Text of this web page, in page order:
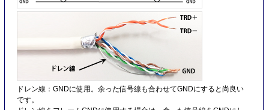
ドレン線：GNDに使用。余った信号線も合わせてGNDにすると尚良い
です。